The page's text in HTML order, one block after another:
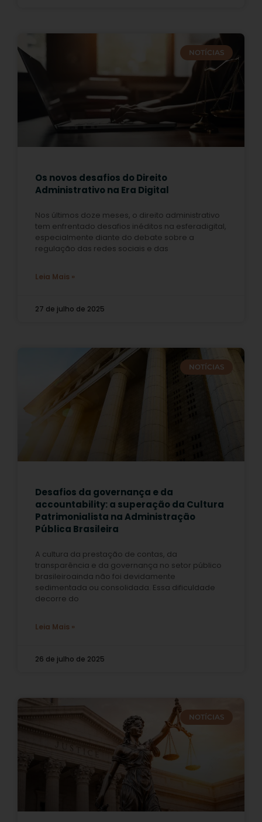
NOTÍCIAS
Os novos desafios do Direito
Administrativo na Era Digital
Nos últimos doze meses, o direito administrativo
tem enfrentado desafios inéditos na esferadigital,
especialmente diante do debate sobre a
regulação das redes sociais e das
Leia Mais »
27 de julho de 2025
NOTÍCIAS
Desafios da governança e da
accountability: a superação da Cultura
Patrimonialista na Administração
Pública Brasileira
A cultura da prestação de contas, da
transparência e da governança no setor público
brasileiroainda não foi devidamente
sedimentada ou consolidada. Essa dificuldade
decorre do
Leia Mais »
26 de julho de 2025
NOTÍCIAS